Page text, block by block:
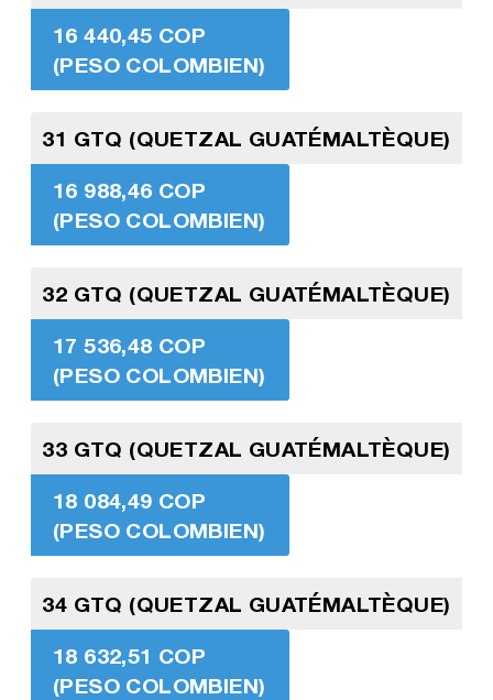
16 440,45 COP
(PESO COLOMBIEN)
31 GTQ (QUETZAL GUATÉMALTÈQUE)
16 988,46 COP
(PESO COLOMBIEN)
32 GTQ (QUETZAL GUATÉMALTÈQUE)
17 536,48 COP
(PESO COLOMBIEN)
33 GTQ (QUETZAL GUATÉMALTÈQUE)
18 084,49 COP
(PESO COLOMBIEN)
34 GTQ (QUETZAL GUATÉMALTÈQUE)
18 632,51 COP
(PESO COLOMBIEN)